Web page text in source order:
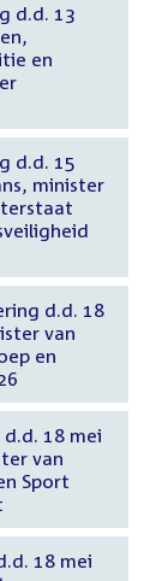
d.d. 13
en
d.d. 15
minister
d.d. 18
van
en
18 mei
van
Sport
18 mei